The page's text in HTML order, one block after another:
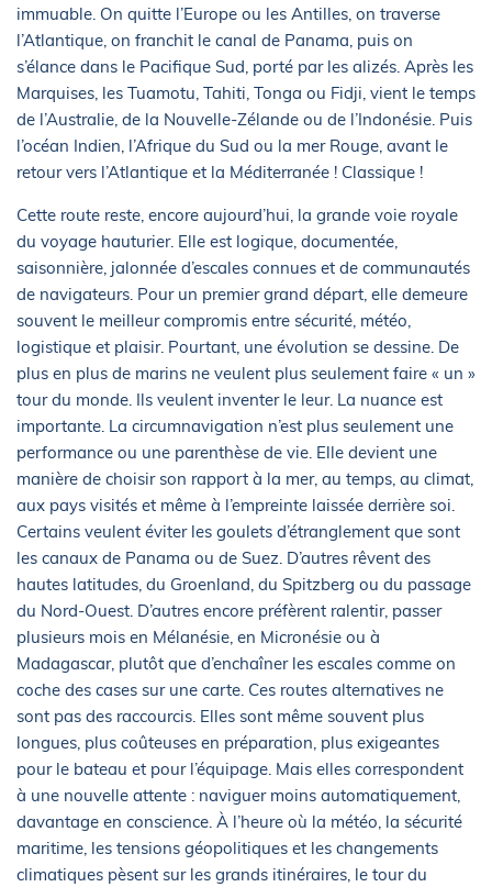
immuable. On quitte l’Europe ou les Antilles, on traverse
l’Atlantique, on franchit le canal de Panama, puis on
s’élance dans le Pacifique Sud, porté par les alizés. Après les
Marquises, les Tuamotu, Tahiti, Tonga ou Fidji, vient le temps
de l’Australie, de la Nouvelle-Zélande ou de l’Indonésie. Puis
l’océan Indien, l’Afrique du Sud ou la mer Rouge, avant le
retour vers l’Atlantique et la Méditerranée ! Classique !
Cette route reste, encore aujourd’hui, la grande voie royale
du voyage hauturier. Elle est logique, documentée,
saisonnière, jalonnée d’escales connues et de communautés
de navigateurs. Pour un premier grand départ, elle demeure
souvent le meilleur compromis entre sécurité, météo,
logistique et plaisir. Pourtant, une évolution se dessine. De
plus en plus de marins ne veulent plus seulement faire « un »
tour du monde. Ils veulent inventer le leur. La nuance est
importante. La circumnavigation n’est plus seulement une
performance ou une parenthèse de vie. Elle devient une
manière de choisir son rapport à la mer, au temps, au climat,
aux pays visités et même à l’empreinte laissée derrière soi.
Certains veulent éviter les goulets d’étranglement que sont
les canaux de Panama ou de Suez. D’autres rêvent des
hautes latitudes, du Groenland, du Spitzberg ou du passage
du Nord-Ouest. D’autres encore préfèrent ralentir, passer
plusieurs mois en Mélanésie, en Micronésie ou à
Madagascar, plutôt que d’enchaîner les escales comme on
coche des cases sur une carte. Ces routes alternatives ne
sont pas des raccourcis. Elles sont même souvent plus
longues, plus coûteuses en préparation, plus exigeantes
pour le bateau et pour l’équipage. Mais elles correspondent
à une nouvelle attente : naviguer moins automatiquement,
davantage en conscience. À l’heure où la météo, la sécurité
maritime, les tensions géopolitiques et les changements
climatiques pèsent sur les grands itinéraires, le tour du